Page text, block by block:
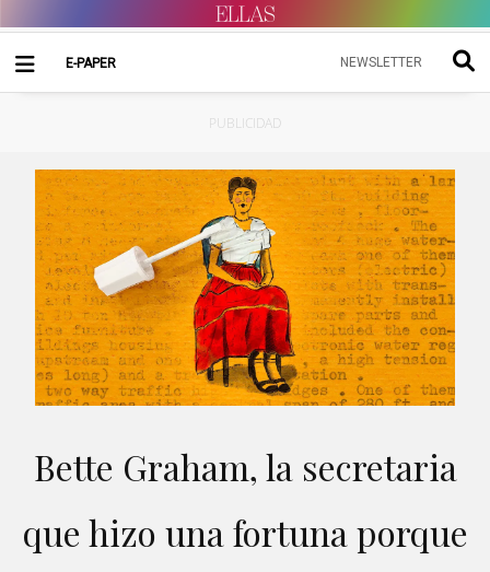
E-PAPER NEWSLETTER
PUBLICIDAD
Bette Graham, la secretaria
que hizo una fortuna porque